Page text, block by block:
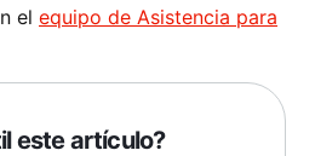
el equipo de Asistencia para
este artículo?